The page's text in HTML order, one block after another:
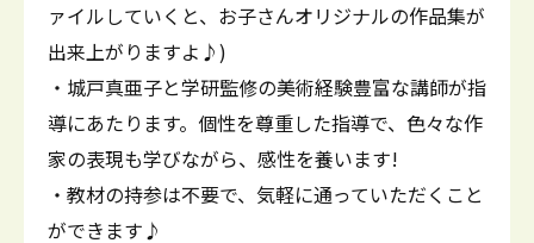
ァイルしていくと、お子さんオリジナルの作品集が
出来上がりますよ♪)
・城戸真亜子と学研監修の美術経験豊富な講師が指
導にあたります。個性を尊重した指導で、色々な作
家の表現も学びながら、感性を養います!
・教材の持参は不要で、気軽に通っていただくこと
ができます♪